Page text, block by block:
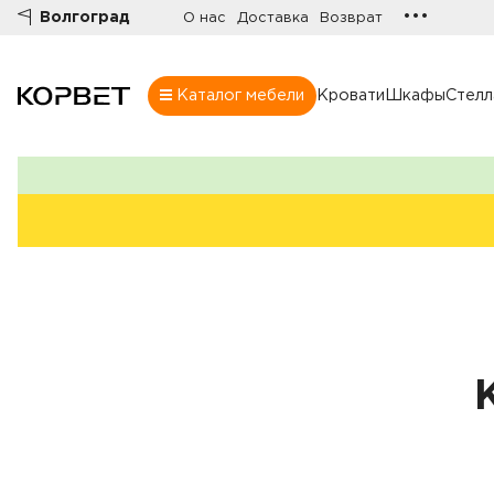
Волгоград О нас Доставка Возврат •••
Каталог мебели Кровати Шкафы
Шкафы
Книжные